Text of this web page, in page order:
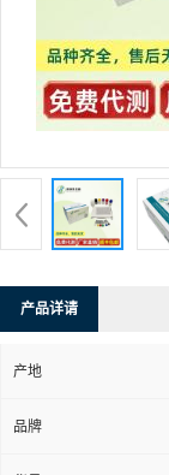
产品详请
产地
品牌